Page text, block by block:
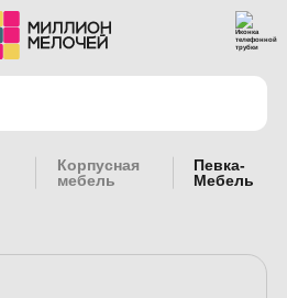
Корпусная
мебель
Певка-
Мебель